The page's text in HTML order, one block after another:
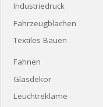
Industriedruck
Fahrzeugblachen
Textiles Bauen
Fahnen
Glasdekor
Leuchtreklame